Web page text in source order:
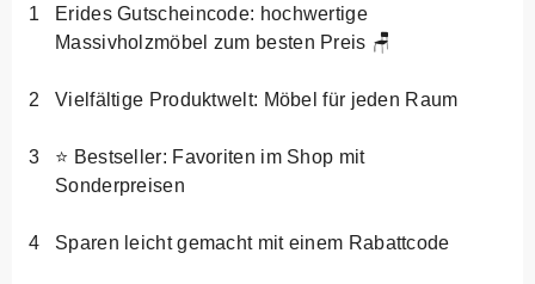
Erides Gutscheincode: hochwertige
Massivholzmöbel zum besten Preis 🪑
Vielfältige Produktwelt: Möbel für jeden Raum
⭐ Bestseller: Favoriten im Shop mit
Sonderpreisen
Sparen leicht gemacht mit einem Rabattcode